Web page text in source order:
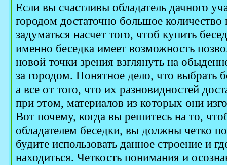
Если вы счастливы обладатель дачного
городом достаточно большое количество
задуматься насчет того, чтоб купить
именно беседка имеет возможность
новой точки зрения взглянуть на
за городом. Понятное дело, что выбрать
а все от того, что их разновидностей
при этом, материалов из которых они
Вот почему, когда вы решитесь на то,
обладателем беседки, вы должны четко
будите использовать данное строение и
находиться. Четкость понимания и